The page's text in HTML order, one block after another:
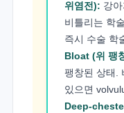
위염전): 강
비틀리는 학
즉시 수술 학
Bloat (위 팽
팽창된 상태.
있으면
Deep-